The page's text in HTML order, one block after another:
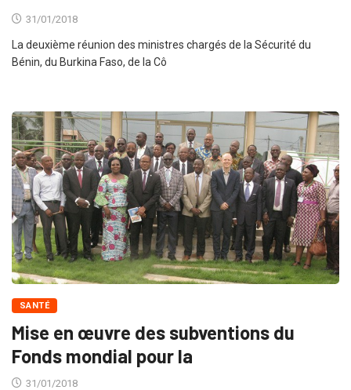
31/01/2018
La deuxième réunion des ministres chargés de la Sécurité du
Bénin, du Burkina Faso, de la Cô
SANTÉ
Mise en œuvre des subventions du
Fonds mondial pour la
31/01/2018